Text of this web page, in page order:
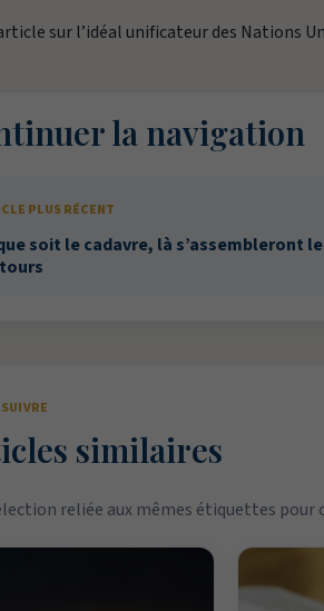
sur l’idéal unificateur des Nations
la navigation
PLUS RÉCENT
soit le cadavre, là s’assembleront
similaires
reliée aux mêmes étiquettes